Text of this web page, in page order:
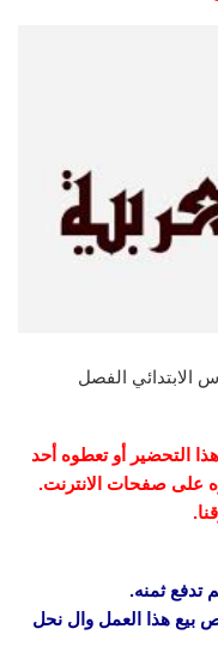
الابتدائي الفصل
هذا التحضير أو تعطوه أحد
على صفحات الانترنت.
تدفع ثمنه.
بيع هذا العمل وال نحل